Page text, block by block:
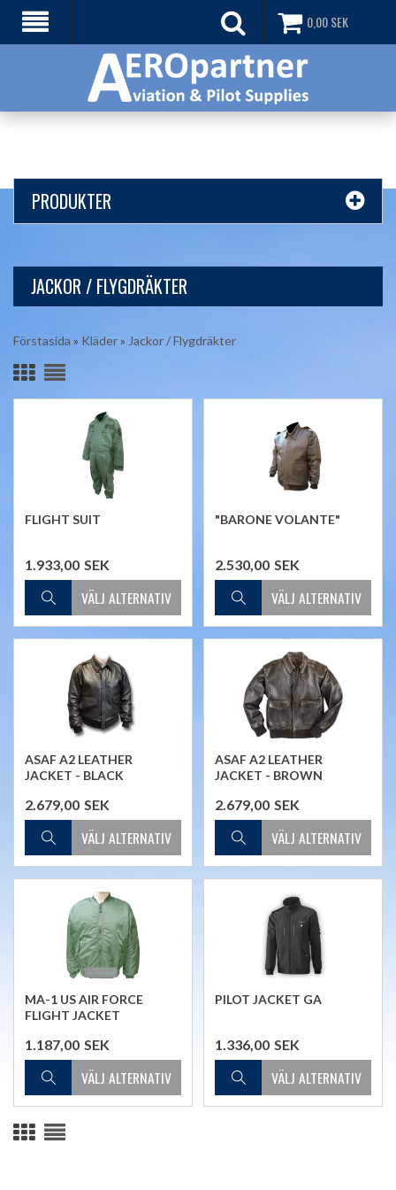
0,00SEK
PRODUKTER
JACKOR / FLYGDRÄKTER
Förstasida » Kläder» Jackor / Flygdräkter
FLIGHT SUIT
1.933,00 SEK
"BARONE VOLANTE"
2.530,00 SEK
ASAF A2 LEATHER
JACKET - BLACK
2.679,00 SEK
ASAF A2 LEATHER
JACKET - BROWN
2.679,00 SEK
MA-1 US AIR FORCE
FLIGHT JACKET
1.187,00 SEK
PILOT JACKET GA
1.336,00 SEK